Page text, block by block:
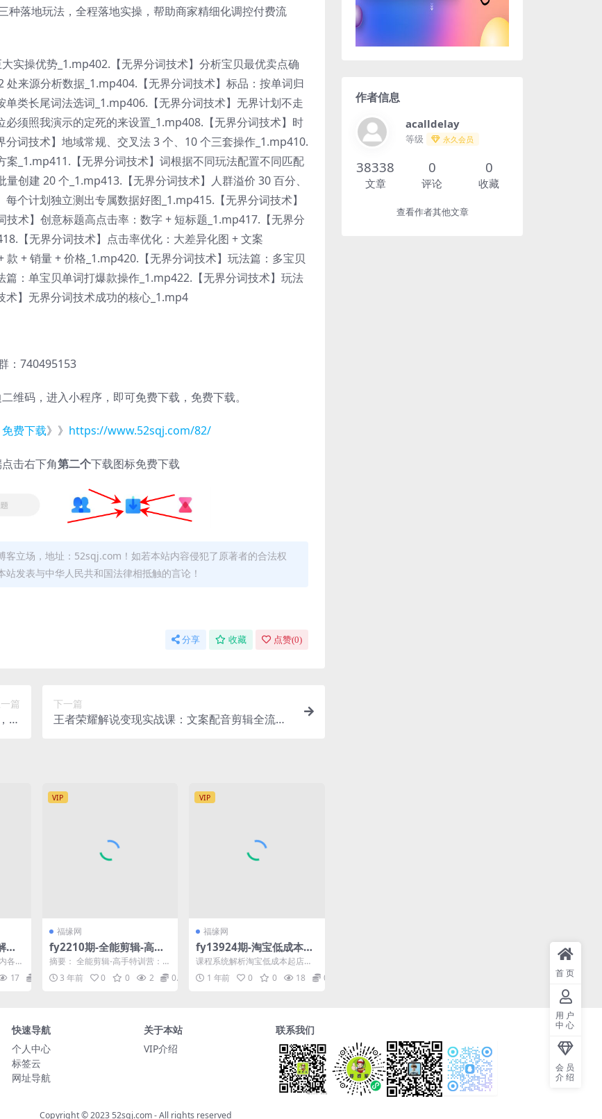
种落地玩法，全程落地实操，帮助商家精细化调控付费流
实操优势_1.mp402.【无界分词技术】分析宝贝最优卖点确
来源分析数据_1.mp404.【无界分词技术】标品：按单词归
类长尾词法选词_1.mp406.【无界分词技术】无界计划不走
须照我演示的定死的来设置_1.mp408.【无界分词技术】时
词技术】地域常规、交叉法 3 个、10 个三套操作_1.mp410.
案_1.mp411.【无界分词技术】词根据不同玩法配置不同匹配
创建 20 个_1.mp413.【无界分词技术】人群溢价 30 百分、
个计划独立测出专属数据好图_1.mp415.【无界分词技术】
术】创意标题高点击率：数字 + 短标题_1.mp417.【无界分
【无界分词技术】点击率优化：大差异化图 + 文案
款 + 销量 + 价格_1.mp420.【无界分词技术】玩法篇：多宝贝
：单宝贝单词打爆款操作_1.mp422.【无界分词技术】玩法
】无界分词技术成功的核心_1.mp4
：740495153
维码，进入小程序，即可免费下载，免费下载。
免费下载》》 https://www.52sqj.com/82/
击右下角第二个下载图标免费下载
客立场，地址：52sqj.com！如若本站内容侵犯了原著者的合法权
发表与中华人民共和国法律相抵触的言论！
分享 收藏 点赞(0)
一篇
解
下一篇
王者荣耀解说变现实战课：文案配音剪辑全流
读
岁
各大
当
17 0.99
VIP
福缘网
fy2210期-全能剪辑-高手
特训营：剪辑+思维+调色
+拍摄+包装（5合1）53节
课(全能剪辑-高手特训营打
摘要： 全能剪辑-高手特训营：剪
辑+思维+调色+拍摄+包装（5合
1）53节课，是...
3 年前 0 0 2 0.99
VIP
福缘网
fy13924期-淘宝低成本高
效起店课，底层逻辑+产品
上架，代销定价与销量实
操全解
课程系统解析淘宝低成本起店全
流程，从底层逻辑梳理、产品上
架优化、代销定价策略，到...
1 年前 0 0 18 0.99
作者信息
acalldelay
等级 永久会员
38338
文章
0
评论
0
收藏
查看作者其他文章
快速导航
个人中心
标签云
网址导航
关于本站
VIP介绍
联系我们
Copyright © 2023 52sqj.com- All rights reserved
首页
用户
中心
会员
介绍